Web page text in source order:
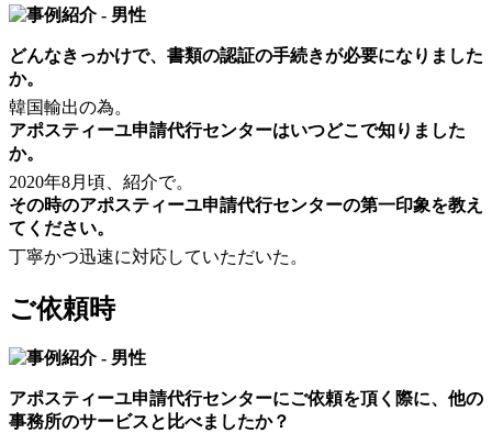
どんなきっかけで、書類の認証の手続きが必要になりました
か。
韓国輸出の為。
アポスティーユ申請代行センターはいつどこで知りました
か。
2020年8月頃、紹介で。
その時のアポスティーユ申請代行センターの第一印象を教え
てください。
丁寧かつ迅速に対応していただいた。
ご依頼時
アポスティーユ申請代行センターにご依頼を頂く際に、他の
事務所のサービスと比べましたか？